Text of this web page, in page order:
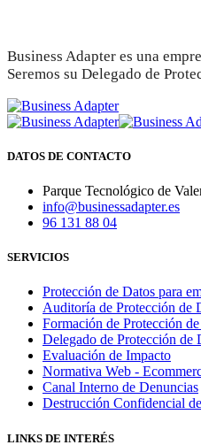
Business Adapter es una
Seremos su Delegado de
DATOS DE CONTACTO
Parque Tecnológico de
info@businessadapter.es
96 131 88 04
SERVICIOS
Protección de Datos para
Auditoría de Protección de
Formación de Protección
Delegado de Protección de
Evaluación de Impacto
Normativa Web -
Canal Interno de Denuncias
Destrucción Confidencial
LINKS DE INTERÉS